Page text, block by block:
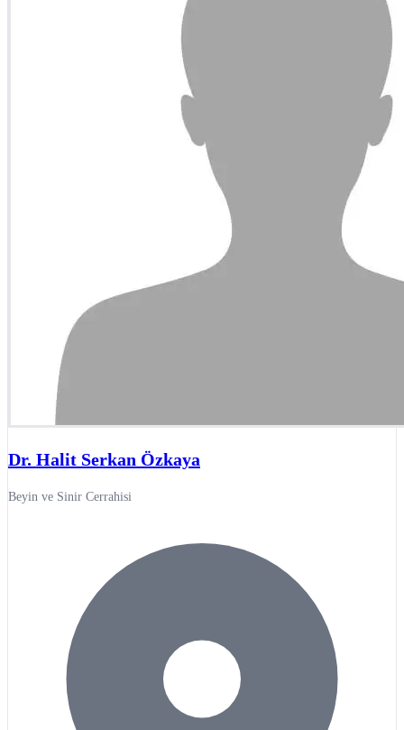
Dr. Halit Serkan Özkaya
Beyin ve Sinir Cerrahisi